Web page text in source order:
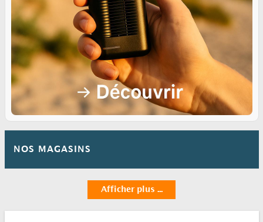
NOS MAGASINS
Afficher plus ...